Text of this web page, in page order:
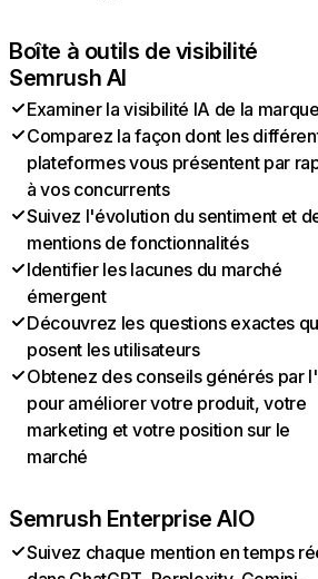
Boîte à outils de visibilité
Semrush AI
Examiner la visibilité IA de la
Comparez la façon dont les
plateformes vous présentent par
à vos concurrents
Suivez l'évolution du sentiment et
mentions de fonctionnalités
Identifier les lacunes du marché
émergent
Découvrez les questions exactes
posent les utilisateurs
Obtenez des conseils générés par
pour améliorer votre produit, votre
marketing et votre position sur le
marché
Semrush Enterprise AIO
Suivez chaque mention en temps